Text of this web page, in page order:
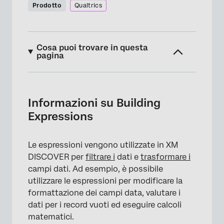
Prodotto Qualtrics
Cosa puoi trovare in questa
pagina
Costanti
Campi
Operatori
Suggerimenti per la sintassi
Informazioni su Building
Expressions
Le espressioni vengono utilizzate in XM
DISCOVER per filtrare i dati e trasformare i
campi dati. Ad esempio, è possibile
utilizzare le espressioni per modificare la
formattazione dei campi data, valutare i
dati per i record vuoti ed eseguire calcoli
matematici.